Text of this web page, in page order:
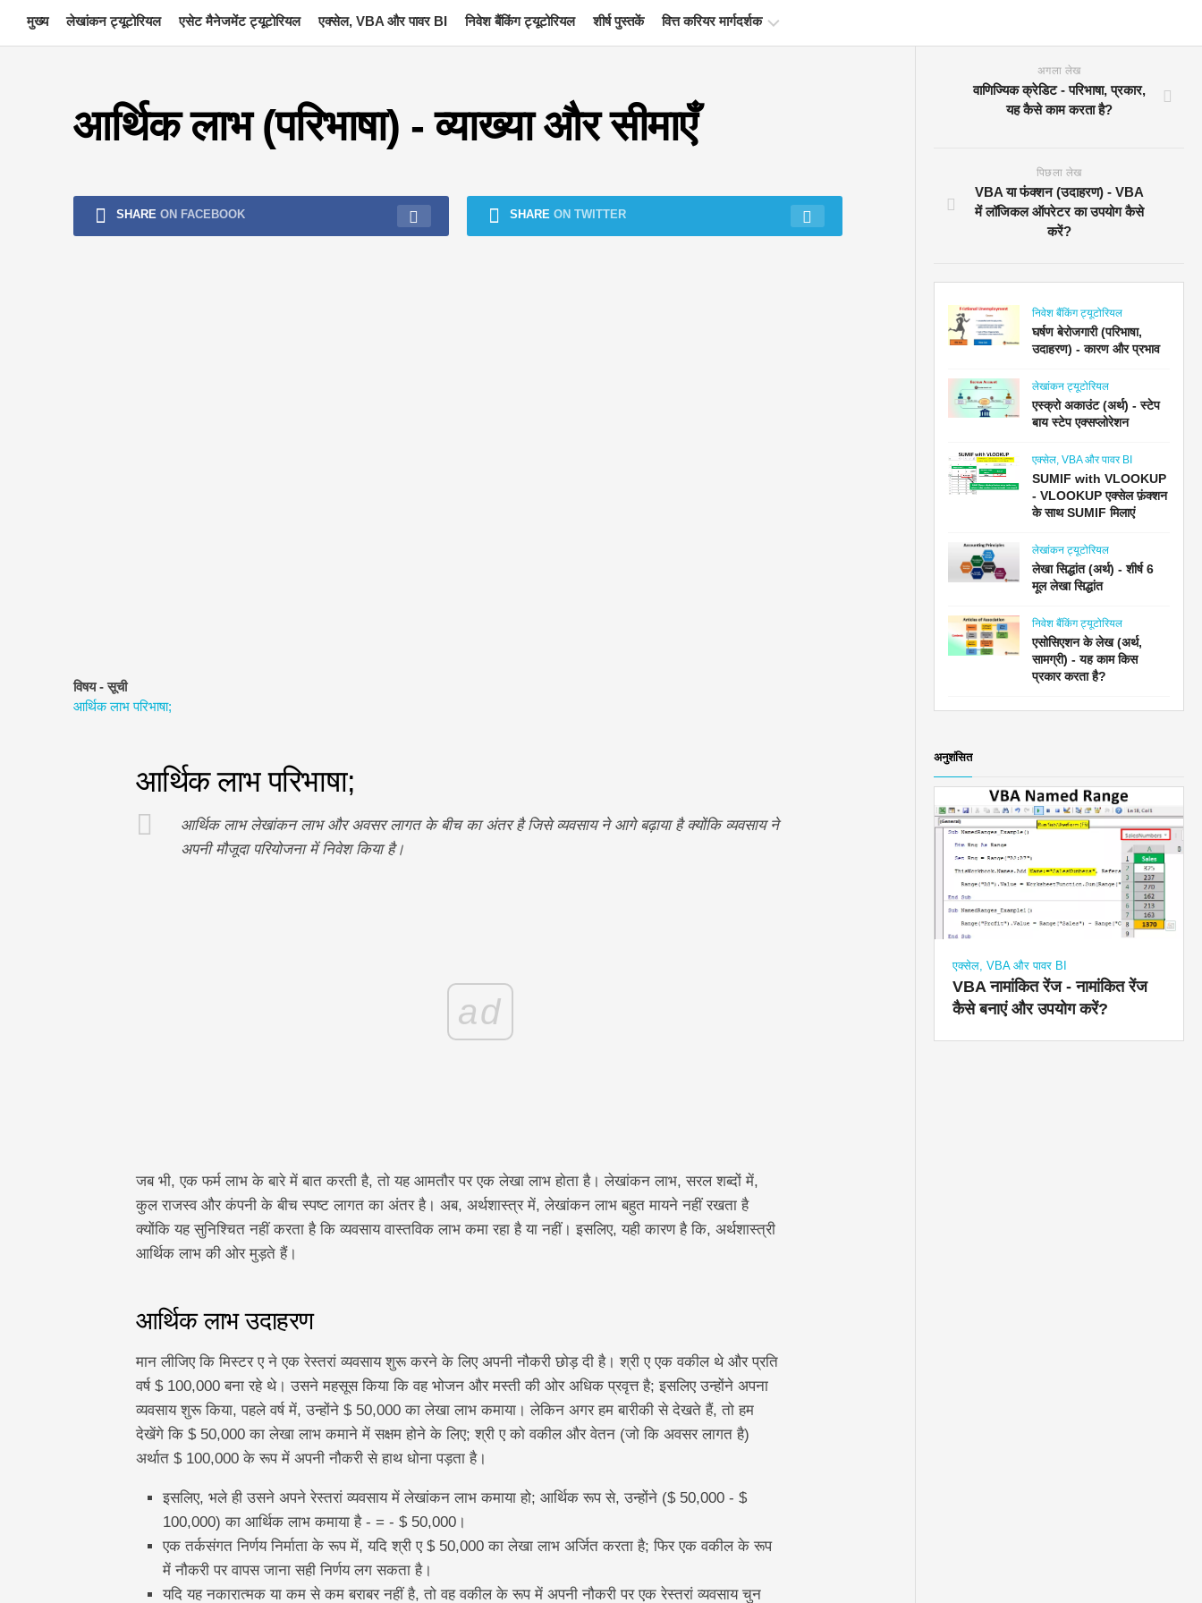
content
मुख्य लेखांकन ट्यूटोरियल एसेट मैनेजमेंट ट्यूटोरियल एक्सेल, VBA और पावर BI निवेश बैंकिंग ट्यूटोरियल शीर्ष पुस्तकें वित्त करियर मार्गदर्शक
संसाधन
वित्तीय
प्रपत्र
आर्थिक लाभ (परिभाषा) - व्याख्या और सीमाएँ
SHARE ON FACEBOOK SHARE ON TWITTER
विषय - सूची
आर्थिक लाभ परिभाषा;
आर्थिक लाभ परिभाषा;
आर्थिक लाभ लेखांकन लाभ और अवसर लागत के बीच का अंतर है जिसे व्यवसाय ने आगे बढ़ाया है क्योंकि व्यवसाय ने
अपनी मौजूदा परियोजना में निवेश किया है।
ad
जब भी, एक फर्म लाभ के बारे में बात करती है, तो यह आमतौर पर एक लेखा लाभ होता है। लेखांकन लाभ, सरल शब्दों में,
कुल राजस्व और कंपनी के बीच स्पष्ट लागत का अंतर है। अब, अर्थशास्त्र में, लेखांकन लाभ बहुत मायने नहीं रखता है
क्योंकि यह सुनिश्चित नहीं करता है कि व्यवसाय वास्तविक लाभ कमा रहा है या नहीं। इसलिए, यही कारण है कि, अर्थशास्त्री
आर्थिक लाभ की ओर मुड़ते हैं।
आर्थिक लाभ उदाहरण
मान लीजिए कि मिस्टर ए ने एक रेस्तरां व्यवसाय शुरू करने के लिए अपनी नौकरी छोड़ दी है। श्री ए एक वकील थे और प्रति
वर्ष $ 100,000 बना रहे थे। उसने महसूस किया कि वह भोजन और मस्ती की ओर अधिक प्रवृत्त है; इसलिए उन्होंने अपना
व्यवसाय शुरू किया, पहले वर्ष में, उन्होंने $ 50,000 का लेखा लाभ कमाया। लेकिन अगर हम बारीकी से देखते हैं, तो हम
देखेंगे कि $ 50,000 का लेखा लाभ कमाने में सक्षम होने के लिए; श्री ए को वकील और वेतन (जो कि अवसर लागत है)
अर्थात $ 100,000 के रूप में अपनी नौकरी से हाथ धोना पड़ता है।
इसलिए, भले ही उसने अपने रेस्तरां व्यवसाय में लेखांकन लाभ कमाया हो; आर्थिक रूप से, उन्होंने ($ 50,000 - $
100,000) का आर्थिक लाभ कमाया है - = - $ 50,000।
एक तर्कसंगत निर्णय निर्माता के रूप में, यदि श्री ए $ 50,000 का लेखा लाभ अर्जित करता है; फिर एक वकील के रूप
में नौकरी पर वापस जाना सही निर्णय लग सकता है।
यदि यह नकारात्मक या कम से कम बराबर नहीं है, तो वह वकील के रूप में अपनी नौकरी पर एक रेस्तरां व्यवसाय चुन
अगला लेख
वाणिज्यिक क्रेडिट - परिभाषा, प्रकार,
यह कैसे काम करता है?
पिछला लेख
VBA या फंक्शन (उदाहरण) - VBA
में लॉजिकल ऑपरेटर का उपयोग कैसे
करें?
निवेश बैंकिंग ट्यूटोरियल
घर्षण बेरोजगारी (परिभाषा,
उदाहरण) - कारण और प्रभाव
लेखांकन ट्यूटोरियल
एस्क्रो अकाउंट (अर्थ) - स्टेप
बाय स्टेप एक्सप्लोरेशन
एक्सेल, VBA और पावर BI
SUMIF with VLOOKUP
- VLOOKUP एक्सेल फ़ंक्शन
के साथ SUMIF मिलाएं
लेखांकन ट्यूटोरियल
लेखा सिद्धांत (अर्थ) - शीर्ष 6
मूल लेखा सिद्धांत
निवेश बैंकिंग ट्यूटोरियल
एसोसिएशन के लेख (अर्थ,
सामग्री) - यह काम किस
प्रकार करता है?
अनुशंसित
एक्सेल, VBA और पावर BI
VBA नामांकित रेंज - नामांकित रेंज
कैसे बनाएं और उपयोग करें?